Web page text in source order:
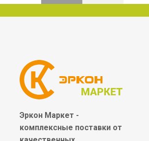
Эркон Маркет -
комплексные поставки от